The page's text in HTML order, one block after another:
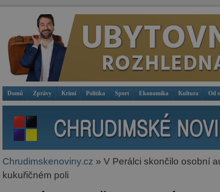
Domů Zprávy Krimi Politika Sport Ekonomika Kultura Od
Chrudimskenoviny.cz » V Perálci skončilo osobní
kukuřičném poli